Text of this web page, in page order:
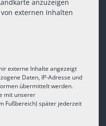
anzuzeigen
externen Inhalten
externe Inhalte angezeigt
Daten, IP-Adresse und
übermittelt werden.
mit unserer
Fußbereich) später jederzeit